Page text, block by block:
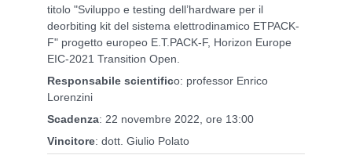
titolo "Sviluppo e testing dell’hardware per il
deorbiting kit del sistema elettrodinamico ETPACK-
F" progetto europeo E.T.PACK-F, Horizon Europe
EIC-2021 Transition Open.
Responsabile scientifico: professor Enrico
Lorenzini
Scadenza: 22 novembre 2022, ore 13:00
Vincitore: dott. Giulio Polato